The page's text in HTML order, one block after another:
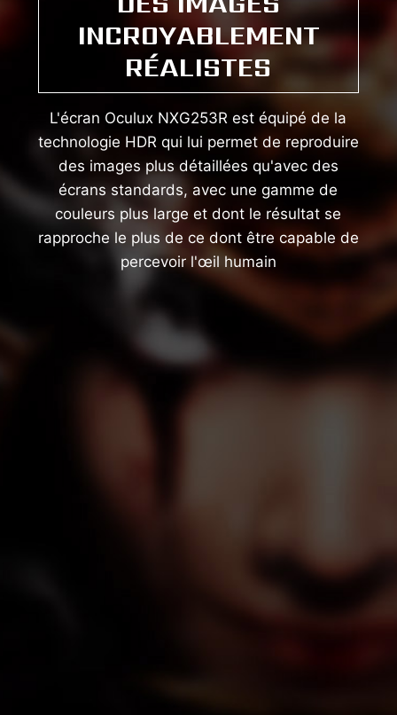
INCROYABLEMENT
RÉALISTES
L'écran Oculux NXG253R est équipé de la
technologie HDR qui lui permet de reproduire
des images plus détaillées qu'avec des
écrans standards, avec une gamme de
couleurs plus large et dont le résultat se
rapproche le plus de ce dont être capable de
percevoir l'œil humain